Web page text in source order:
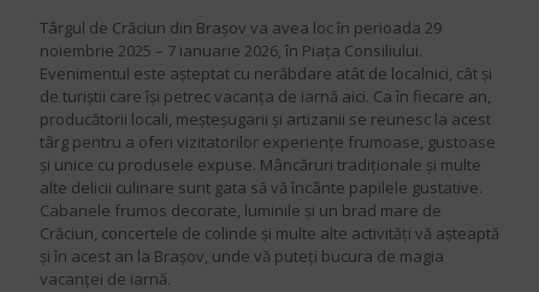
Târgul de Crăciun din Brașov va avea loc în perioada 29
noiembrie 2025 – 7 ianuarie 2026, în Piața Consiliului.
Evenimentul este așteptat cu nerăbdare atât de localnici, cât și
de turiștii care își petrec vacanța de iarnă aici. Ca în fiecare an,
producătorii locali, meșteșugarii și artizanii se reunesc la acest
târg pentru a oferi vizitatorilor experiențe frumoase, gustoase
și unice cu produsele expuse. Mâncăruri tradiționale și multe
alte delicii culinare sunt gata să vă încânte papilele gustative.
Cabanele frumos decorate, luminile și un brad mare de
Crăciun, concertele de colinde și multe alte activități vă așteaptă
și în acest an la Brașov, unde vă puteți bucura de magia
vacanței de iarnă.